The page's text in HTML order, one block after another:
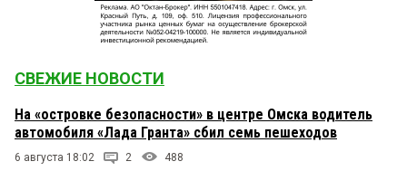
СВЕЖИЕ НОВОСТИ
На «островке безопасности» в центре Омска водитель
автомобиля «Лада Гранта» сбил семь пешеходов
6 августа 18:02 2 488